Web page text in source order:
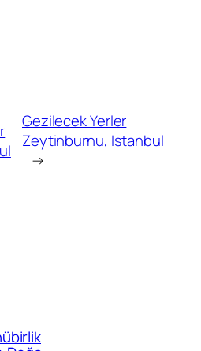
Gezilecek Yerler
Zeytinburnu, Istanbul
→